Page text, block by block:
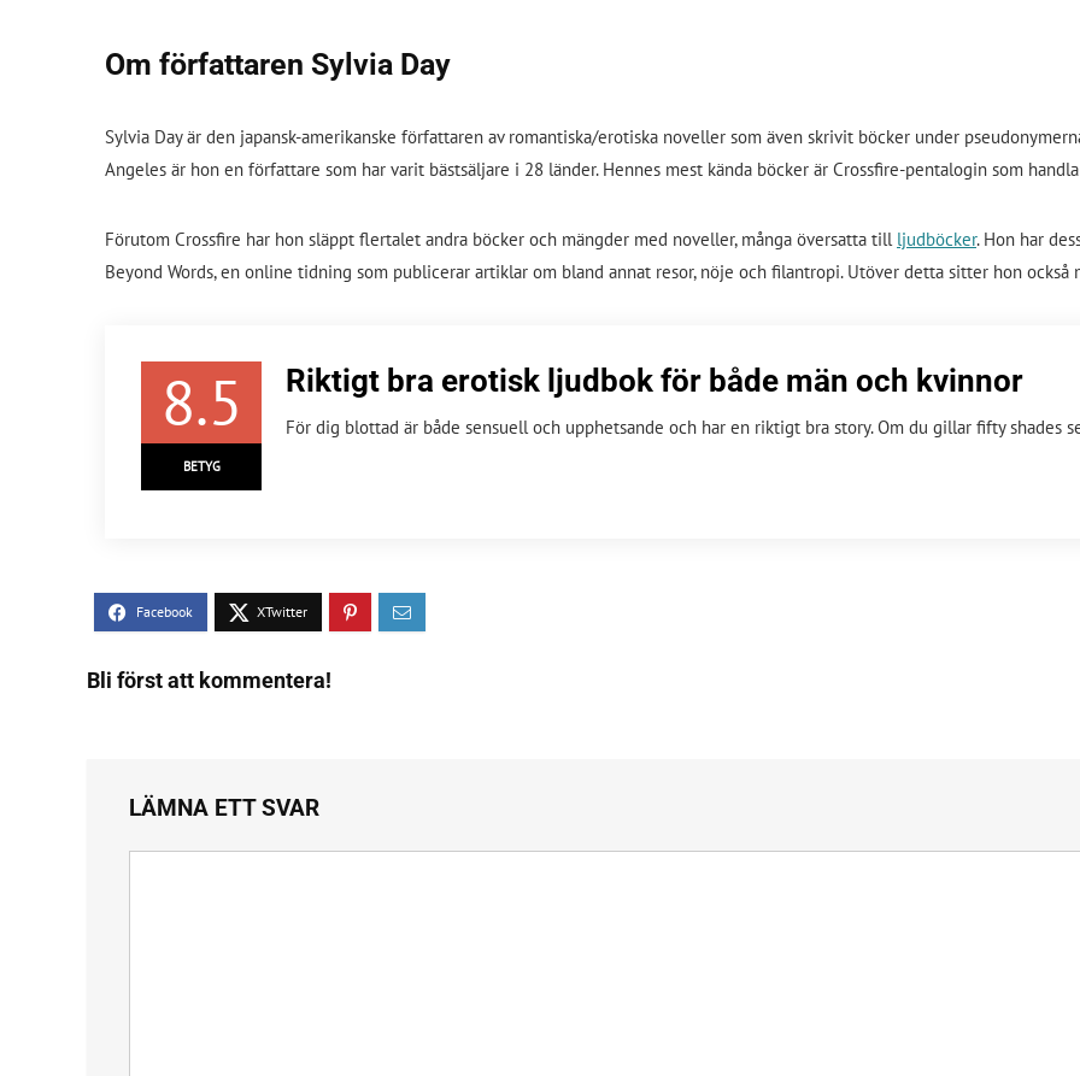
Om författaren Sylvia Day
Sylvia Day är den japansk-amerikanske författaren av romantiska/erotiska noveller som även skrivit böcker under
Angeles är hon en författare som har varit bästsäljare i 28 länder. Hennes mest kända böcker är Crossfire-pentalogin som
Förutom Crossfire har hon släppt flertalet andra böcker och mängder med noveller, många översatta till ljudböcker. Hon har
Beyond Words, en online tidning som publicerar artiklar om bland annat resor, nöje och filantropi. Utöver detta sitter hon också
8.5
BETYG
Riktigt bra erotisk ljudbok för både män och kvinnor
För dig blottad är både sensuell och upphetsande och har en riktigt bra story. Om du gillar fifty shades
Bli först att kommentera!
LÄMNA ETT SVAR